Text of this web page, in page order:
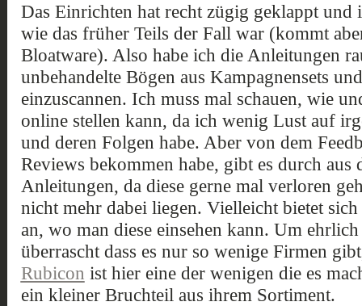
Das Einrichten hat recht zügig geklappt
wie das früher Teils der Fall war (kommt
Bloatware). Also habe ich die Anleitungen
unbehandelte Bögen aus Kampagnensets
einzuscannen. Ich muss mal schauen, wie
online stellen kann, da ich wenig Lust auf
und deren Folgen habe. Aber von dem
Reviews bekommen habe, gibt es durch aus
Anleitungen, da diese gerne mal verloren
nicht mehr dabei liegen. Vielleicht bietet
an, wo man diese einsehen kann. Um
überrascht dass es nur so wenige Firmen
Rubicon ist hier eine der wenigen die es
ein kleiner Bruchteil aus ihrem Sortiment.